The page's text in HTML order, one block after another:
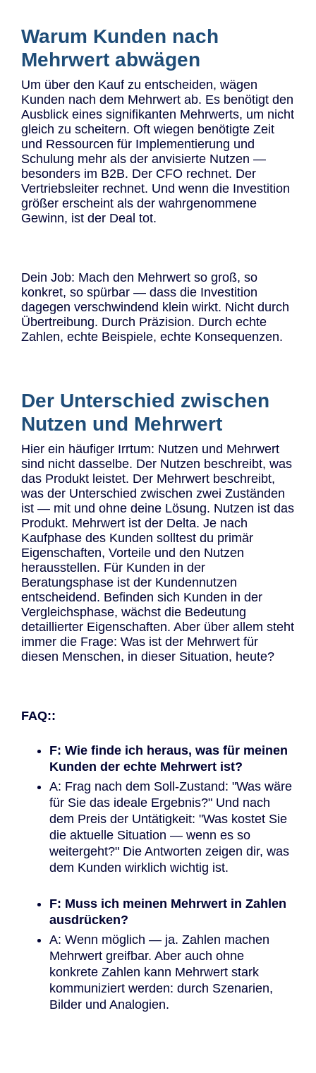
Warum Kunden nach
Mehrwert abwägen
Um über den Kauf zu entscheiden, wägen
Kunden nach dem Mehrwert ab. Es benötigt den
Ausblick eines signifikanten Mehrwerts, um nicht
gleich zu scheitern. Oft wiegen benötigte Zeit
und Ressourcen für Implementierung und
Schulung mehr als der anvisierte Nutzen —
besonders im B2B. Der CFO rechnet. Der
Vertriebsleiter rechnet. Und wenn die Investition
größer erscheint als der wahrgenommene
Gewinn, ist der Deal tot.
Dein Job: Mach den Mehrwert so groß, so
konkret, so spürbar — dass die Investition
dagegen verschwindend klein wirkt. Nicht durch
Übertreibung. Durch Präzision. Durch echte
Zahlen, echte Beispiele, echte Konsequenzen.
Der Unterschied zwischen
Nutzen und Mehrwert
Hier ein häufiger Irrtum: Nutzen und Mehrwert
sind nicht dasselbe. Der Nutzen beschreibt, was
das Produkt leistet. Der Mehrwert beschreibt,
was der Unterschied zwischen zwei Zuständen
ist — mit und ohne deine Lösung. Nutzen ist das
Produkt. Mehrwert ist der Delta. Je nach
Kaufphase des Kunden solltest du primär
Eigenschaften, Vorteile und den Nutzen
herausstellen. Für Kunden in der
Beratungsphase ist der Kundennutzen
entscheidend. Befinden sich Kunden in der
Vergleichsphase, wächst die Bedeutung
detaillierter Eigenschaften. Aber über allem steht
immer die Frage: Was ist der Mehrwert für
diesen Menschen, in dieser Situation, heute?
FAQ::
F: Wie finde ich heraus, was für meinen
Kunden der echte Mehrwert ist?
A: Frag nach dem Soll-Zustand: "Was wäre
für Sie das ideale Ergebnis?" Und nach
dem Preis der Untätigkeit: "Was kostet Sie
die aktuelle Situation — wenn es so
weitergeht?" Die Antworten zeigen dir, was
dem Kunden wirklich wichtig ist.
F: Muss ich meinen Mehrwert in Zahlen
ausdrücken?
A: Wenn möglich — ja. Zahlen machen
Mehrwert greifbar. Aber auch ohne
konkrete Zahlen kann Mehrwert stark
kommuniziert werden: durch Szenarien,
Bilder und Analogien.